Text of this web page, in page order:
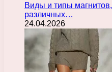
Виды и типы
различных…
24.04.2026